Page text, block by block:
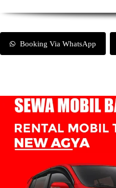
Booking Via WhatsApp